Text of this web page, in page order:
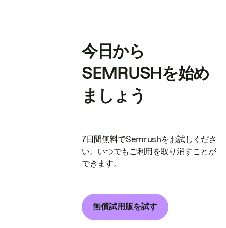
今日から
SEMRUSHを始め
ましょう
7日間無料でSemrushをお試しくださ
い。いつでもご利用を取り消すことが
できます。
無償試用版を試す